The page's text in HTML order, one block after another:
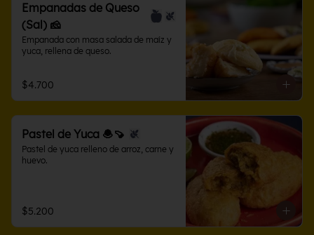
Empanadas de Queso
(Sal) 🧀
Empanada con masa salada de maíz y
yuca, rellena de queso.
$4.700
Pastel de Yuca 🧆🍠
Pastel de yuca relleno de arroz, carne y
huevo.
$5.200